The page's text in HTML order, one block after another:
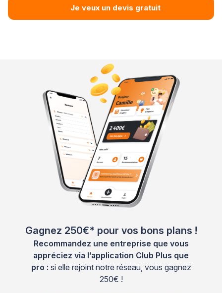
Je veux un devis gratuit
Gagnez 250€* pour vos bons plans !
Recommandez une entreprise que vous
appréciez via l’application Club Plus que
pro : si elle rejoint notre réseau, vous gagnez
250€ !